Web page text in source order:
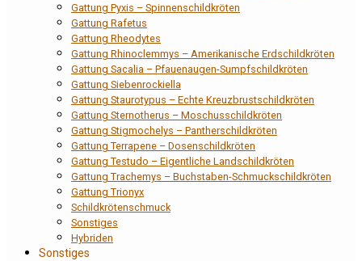
Gattung Pyxis – Spinnenschildkröten
Gattung Rafetus
Gattung Rheodytes
Gattung Rhinoclemmys – Amerikanische Erdschildkröten
Gattung Sacalia – Pfauenaugen-Sumpfschildkröten
Gattung Siebenrockiella
Gattung Staurotypus – Echte Kreuzbrustschildkröten
Gattung Sternotherus – Moschusschildkröten
Gattung Stigmochelys – Pantherschildkröten
Gattung Terrapene – Dosenschildkröten
Gattung Testudo – Eigentliche Landschildkröten
Gattung Trachemys – Buchstaben-Schmuckschildkröten
Gattung Trionyx
Schildkrötenschmuck
Sonstiges
Hybriden
Sonstiges